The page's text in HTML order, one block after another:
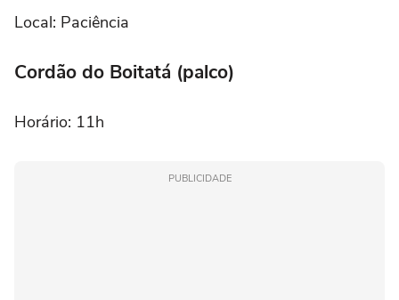
Local: Paciência
Cordão do Boitatá (palco)
Horário: 11h
PUBLICIDADE